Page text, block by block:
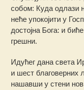
собом: Куда одлази
неће упокојити у
достојна Бога: и
грешни.
Идућег дана света
и шест благоверних
нашавши у стени нов